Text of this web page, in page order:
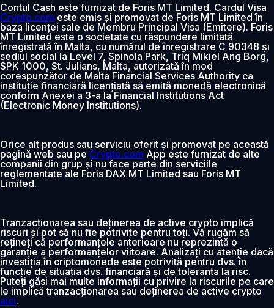
Contul Cash este furnizat de Foris MT Limited. Cardul Visa
Crypto.com este emis și promovat de Foris MT Limited în
baza licenței sale de Membru Principal Visa (Emitere). Foris
MT Limited este o societate cu răspundere limitată
înregistrată în Malta, cu numărul de înregistrare C 90348 și
sediul social la Level 7, Spinola Park, Triq Mikiel Ang Borg,
SPK 1000, St. Julians, Malta, autorizată în mod
corespunzător de Malta Financial Services Authority ca
instituție financiară licențiată să emită monedă electronică
conform Anexei a 3-a la Financial Institutions Act
(Electronic Money Institutions).
Orice alt produs sau serviciu oferit și promovat pe această
pagină web sau pe Crypto.com App este furnizat de alte
companii din grup și nu face parte din serviciile
reglementate ale Foris DAX MT Limited sau Foris MT
Limited.
Tranzacționarea sau deținerea de active crypto implică
riscuri și pot să nu fie potrivite pentru toți. Vă rugăm să
rețineți că performanțele anterioare nu reprezintă o
garanție a performanțelor viitoare. Analizați cu atenție dacă
investiția în criptomonede este potrivită pentru dvs. în
funcție de situația dvs. financiară și de toleranța la risc.
Puteți găsi mai multe informații cu privire la riscurile pe care
le implică tranzacționarea sau deținerea de active crypto
aici.